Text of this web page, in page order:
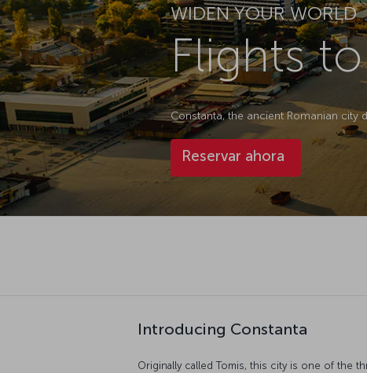
WIDEN YOUR WORLD
Flights
Constanta, the ancient Romanian city
Reservar ahora
Introducing Constanta
Originally called Tomis, this city is one of the